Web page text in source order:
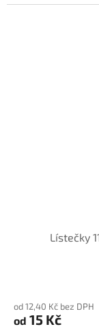
Lístečky
od 12,40 Kč bez DPH
od 15 Kč